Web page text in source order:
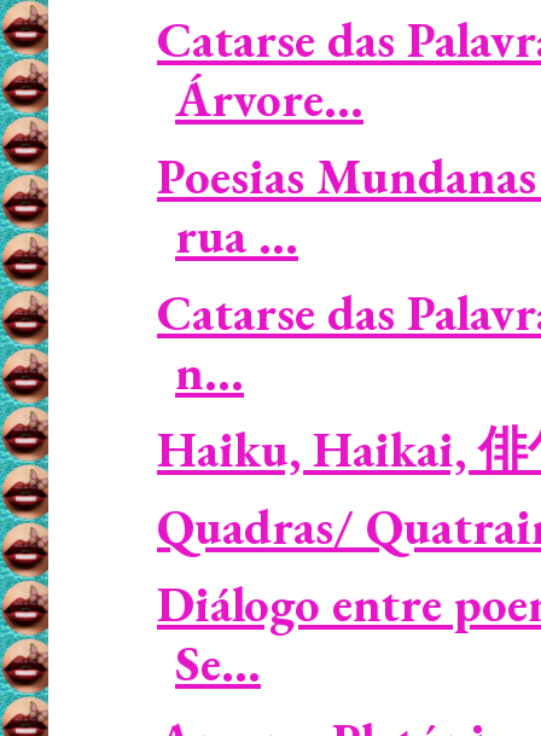
Catarse das
Árvore...
Poesias
rua ...
Catarse das
n...
Haiku, Haikai, 俳
Quadras/
Diálogo entre
Se...